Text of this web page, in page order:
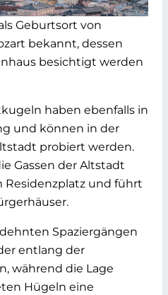
Geburtsort von
bekannt, dessen
besichtigt werden
haben ebenfalls in
und können in der
probiert werden.
Gassen der Altstadt
und führt
Spaziergängen
entlang der
während die Lage
Hügeln eine